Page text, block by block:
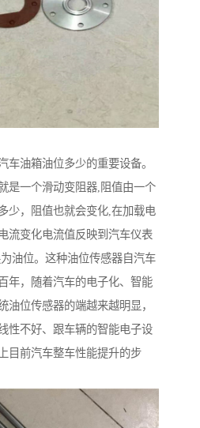
车油箱油位多少的重要设备。
是一个滑动变阻器,阻值由一个
少，阻值也就会变化,在加载电
流变化电流值反映到汽车仪表
油位。这种油位传感器自汽车
年，随着汽车的电子化、智能
油位传感器的端越来越明显，
性不好、跟车辆的智能电子设
目前汽车整车性能提升的步